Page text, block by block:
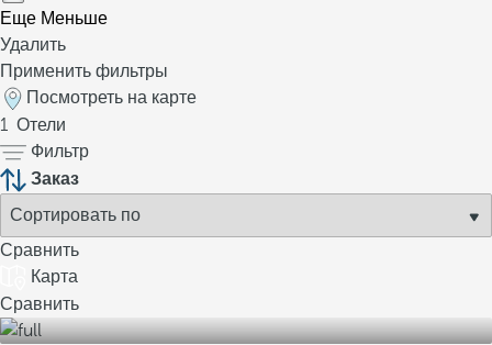
Еще Меньше
Удалить
Применить фильтры
Посмотреть на карте
1 Отели
Фильтр
Заказ
Сравнить
Карта
Сравнить